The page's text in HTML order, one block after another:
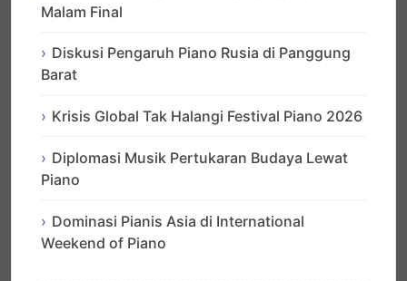
Malam Final
Diskusi Pengaruh Piano Rusia di Panggung
Barat
Krisis Global Tak Halangi Festival Piano 2026
Diplomasi Musik Pertukaran Budaya Lewat
Piano
Dominasi Pianis Asia di International
Weekend of Piano